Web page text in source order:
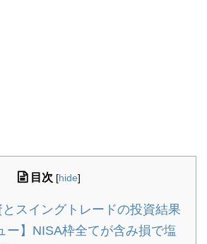
目次 [hide]
スイングトレードの投資結果
ー】NISA枠全てが含み損で塩